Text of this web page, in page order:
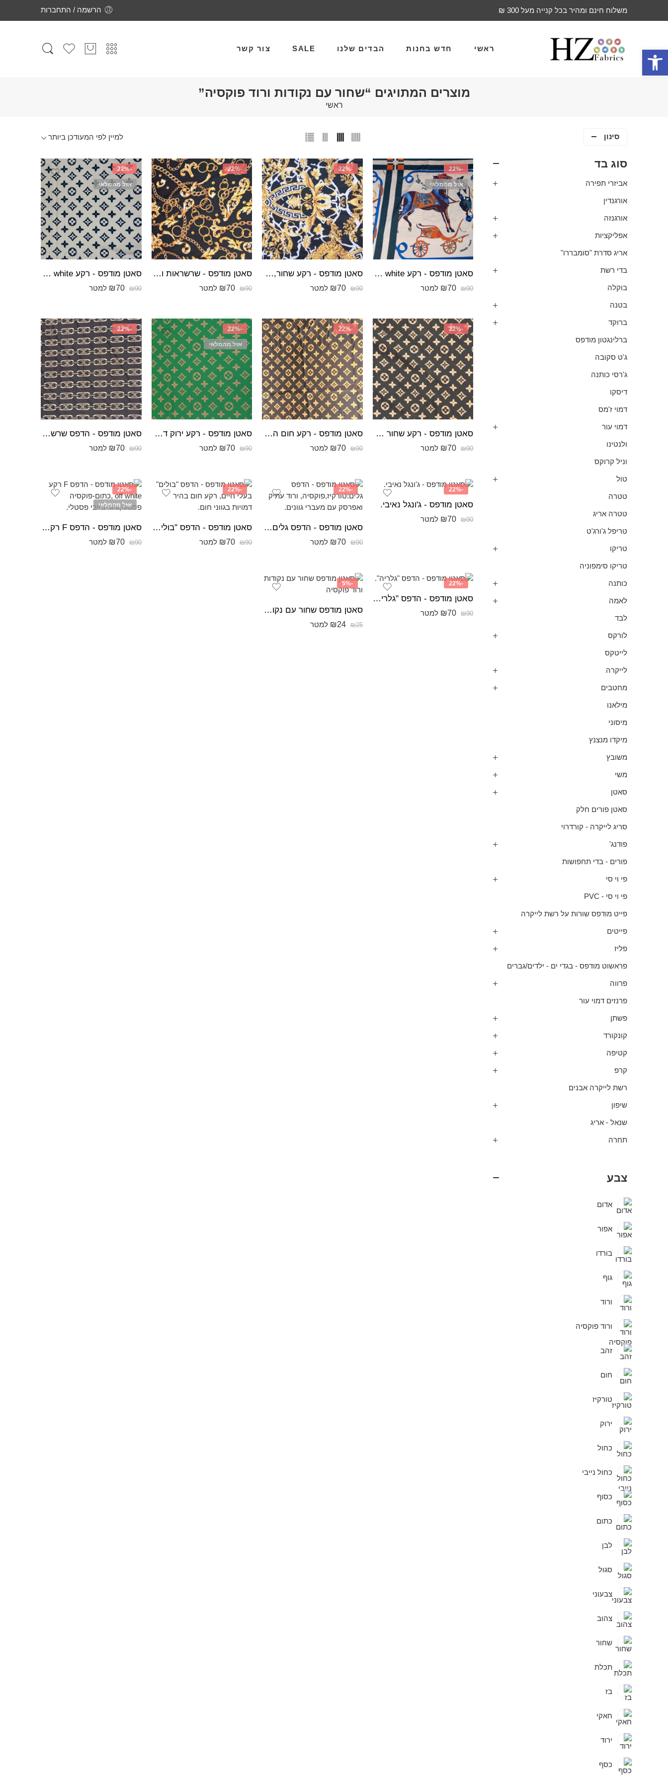
פתח סרגל נגישות
משלוח חינם ומהיר בכל קנייה מעל 300 ₪ הרשמה / התחברות
ראשי חדש בחנות הבדים שלנו SALE צור קשר
מוצרים המתויגים “שחור עם נקודות ורוד פוקסיה”
ראשי
סינון
-22%
אזל מהמלאי
סאטן מודפס - רקע off white, הדפס סוס רוכב ועגלה.
₪90
₪70 למטר
-22%
סאטן מודפס - רקע שחור,הדפס לבן ומעברי גוונים צהוב-זהב.
₪90
₪70 למטר
-22%
סאטן מודפס - שרשראות ועלים רקע שחור,הדפס מעברי גוונים צהוב-זהב.
₪90
₪70 למטר
-22%
אזל מהמלאי
סאטן מודפס - רקע off white כהה הדפס בשחור.
₪90
₪70 למטר
-22%
סאטן מודפס - רקע שחור הדפס צבע גוף עם גוון ורוד עתיק בהיר.
₪90
₪70 למטר
-22%
סאטן מודפס - רקע חום הדפס צבע גוף כהה-זהבי.
₪90
₪70 למטר
-22%
אזל מהמלאי
סאטן מודפס - רקע ירוק דשא הדפס צבע גוף.
₪90
₪70 למטר
-22%
סאטן מודפס - הדפס שרשרת רקע שחור,הדפס צבע גוף זהוב עדין.
₪90
₪70 למטר
-22%
סאטן מודפס - ג'ונגל נאיבי.
₪90
₪70 למטר
-22%
סאטן מודפס - הדפס גלים:טורקיז,פוקסיה, ורוד עתיק ואפרסק עם מעברי גוונים.
₪90
₪70 למטר
-22%
סאטן מודפס - הדפס "בולים" בעלי חיים, רקע חום בהיר דמויות בגווני חום.
₪90
₪70 למטר
-22%
אזל מהמלאי
סאטן מודפס - הדפס F רקע off white ,כתום-פוקסיה פסטלי,ורוד בייבי פסטלי.
₪90
₪70 למטר
-22%
סאטן מודפס - הדפס "גלריה".
₪90
₪70 למטר
-5%
סאטן מודפס שחור עם נקודות ורוד פוקסיה
₪25
₪24 למטר
סוג בד
אביזרי תפירה
אורגנדין
אורגנזה
אפליקציות
אריג סדרת "סומבררו"
בדי רשת
בוקלה
בטנה
ברוקד
ברלינגטון מודפס
ג'ט סקובה
ג'רסי כותנה
דיסקו
דמוי ז'מס
דמוי עור
ולנטינו
וניל קרוקס
טול
טטרה
טטרה אריג
טריפל ג'ורג'ט
טריקו
טריקו סימפוניה
כותנה
לאמה
לבד
לורקס
לייטקס
לייקרה
מחטבים
מילאנו
מיסוני
מיקדו מנצנץ
משובץ
משי
סאטן
סאטן פורים חלק
סריג לייקרה - קורדרוי
פודנג'
פורים - בדי תחפושות
פי וי סי
פי וי סי - PVC
פייט מודפס שורות על רשת לייקרה
פייטים
פליז
פראשוט מודפס - בגדי ים - ילדים/גברים
פרווה
פרנזים דמוי עור
פשתן
קונקורד
קטיפה
קרפ
רשת לייקרה אבנים
שיפון
שנאל - אריג
תחרה
צבע
אדום
אפור
בורדו
גוף
ורוד
ורוד פוקסיה
זהב
חום
טורקיז
ירוק
כחול
כחול נייבי
כסוף
כתום
לבן
סגול
צבעוני
צהוב
שחור
תכלת
בז
חאקי
ירוד
כסף